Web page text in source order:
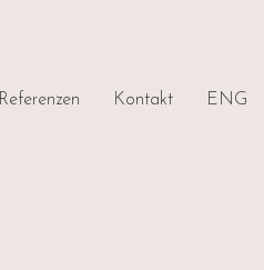
Referenzen Kontakt ENG